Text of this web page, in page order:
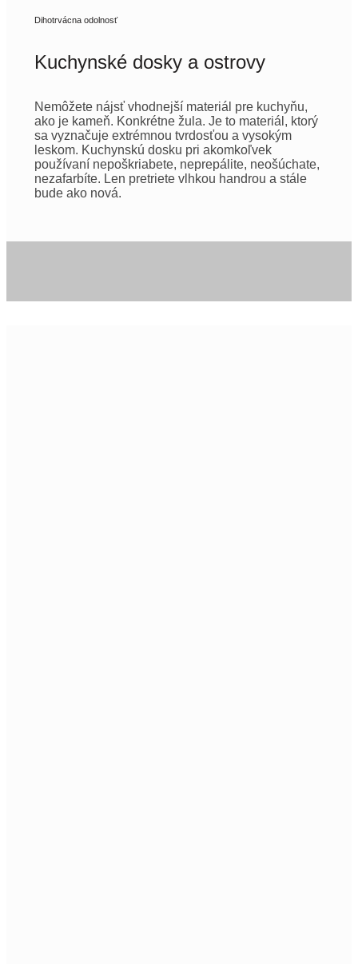
Dihotrvácna odolnosť
Kuchynské dosky a ostrovy
Nemôžete nájsť vhodnejší materiál pre kuchyňu,
ako je kameň. Konkrétne žula. Je to materiál, ktorý
sa vyznačuje extrémnou tvrdosťou a vysokým
leskom. Kuchynskú dosku pri akomkoľvek
používaní nepoškriabete, neprepálite, neošúchate,
nezafarbíte. Len pretriete vlhkou handrou a stále
bude ako nová.